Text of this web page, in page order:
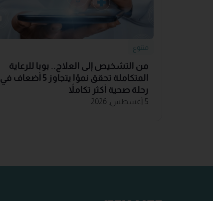
متنوع
من التشخيص إلى العلاج.. بوبا للرعاية
المتكاملة تحقق نموًا يتجاوز 5 أضعاف في
رحلة صحية أكثر تكاملاً
5 أغسطس, 2026